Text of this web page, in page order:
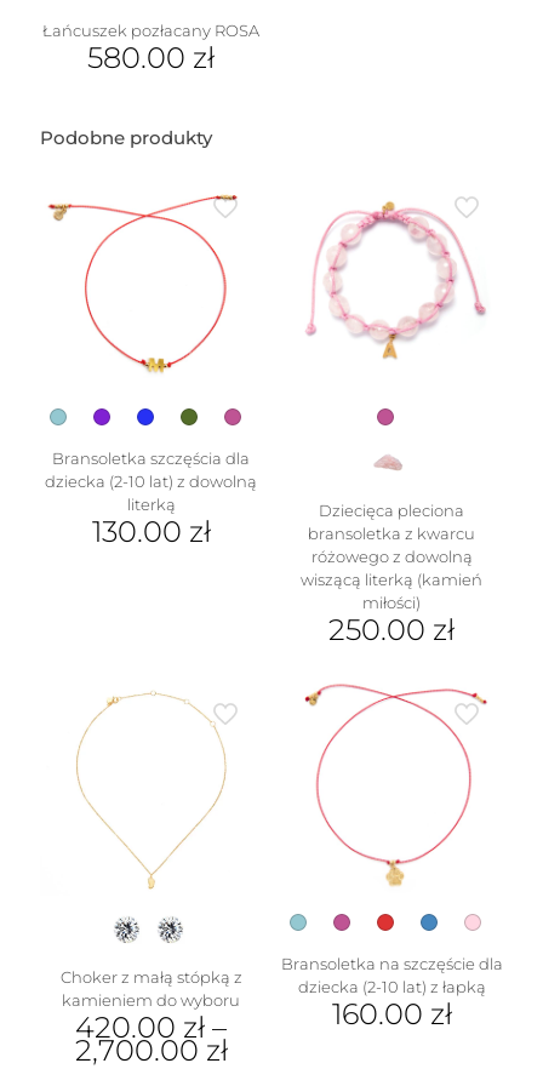
Łańcuszek pozłacany ROSA
580.00 zł
Podobne produkty
Bransoletka szczęścia dla
dziecka (2-10 lat) z dowolną
literką
130.00 zł
można
wybrać
produktu
Dziecięca pleciona
bransoletka z kwarcu
różowego z dowolną
wiszącą literką (kamień
miłości)
250.00 zł
ma
wariantów.
stronie
produktu
Choker z małą stópką z
kamieniem do wyboru
420.00 zł –
2,700.00 zł
Bransoletka na szczęście dla
dziecka (2-10 lat) z łapką
160.00 zł